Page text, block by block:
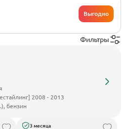
Выгодно
Фильтры
2008 - 2013
бензин
3 месяца